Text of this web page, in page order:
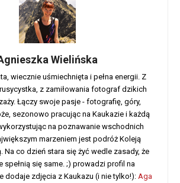
Wielińska
wiecznie uśmiechnięta i pełna energii. Z
z zamiłowania fotograf dzikich
Łączy swoje pasje - fotografię, góry,
sezonowo pracując na Kaukazie i każdą
na poznawanie wschodnich
marzeniem jest podróż Koleją
Na co dzień stara się żyć wedle zasady, że
spełnią się same. ;) prowadzi profil na
dodaje zdjęcia z Kaukazu (i nie tylko!): Aga